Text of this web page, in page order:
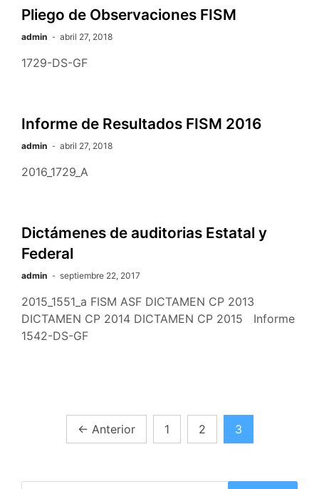
Pliego de Observaciones FISM
admin abril 27, 2018
1729-DS-GF
Informe de Resultados FISM 2016
admin abril 27, 2018
2016_1729_A
Dictámenes de auditorias Estatal y
Federal
admin septiembre 22, 2017
2015_1551_a FISM ASF DICTAMEN CP 2013
DICTAMEN CP 2014 DICTAMEN CP 2015 Informe
1542-DS-GF
Paginación
entradas
← Anterior 1 2 3